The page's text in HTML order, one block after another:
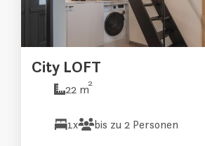
City LOFT
22 m2
1x bis zu 2 Personen